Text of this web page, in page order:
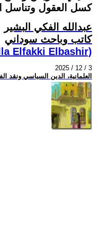
كسل العقول وتناسل الجهل
عبدالله الفكي البشير
كاتب وباحث سوداني
Elfakki Elbashir)
2025 / 12 / 3
العلمانية، الدين السياسي ونقد